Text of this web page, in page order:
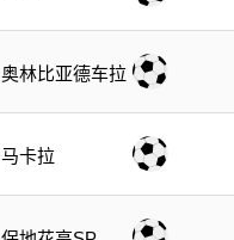
奥林比亚德车拉
马卡拉